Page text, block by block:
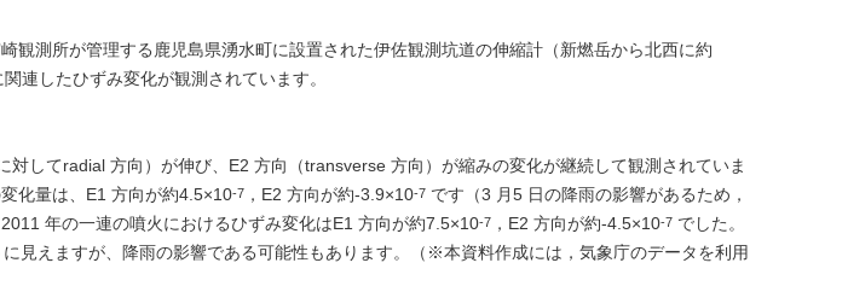
観測所が管理する鹿児島県湧水町に設置された伊佐観測坑道の伸縮計（新燃岳から北西に約
連したひずみ変化が観測されています。
してradial 方向）が伸び、E2 方向（transverse 方向）が縮みの変化が継続して観測されていま
化量は、E1 方向が約4.5×10-7 ，E2 方向が約-3.9×10-7 です（3 月5 日の降雨の影響があるため，
年の一連の噴火におけるひずみ変化はE1 方向が約7.5×10-7 ，E2 方向が約-4.5×10-7 でした。
見えますが、降雨の影響である可能性もあります。（※本資料作成には，気象庁のデータを利用